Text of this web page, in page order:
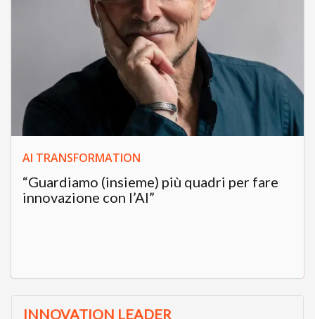
AI TRANSFORMATION
“Guardiamo (insieme) più quadri per fare
innovazione con l’AI”
INNOVATION LEADER